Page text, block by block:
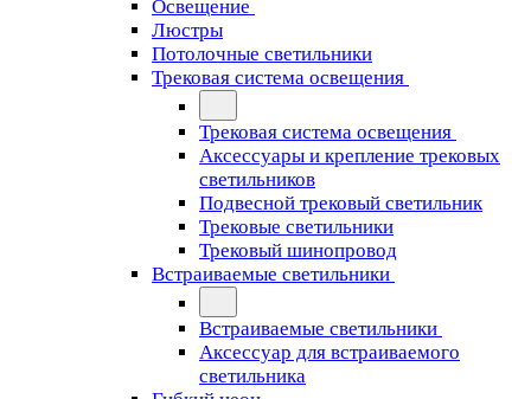
Освещение
Люстры
Потолочные светильники
Трековая система освещения
Трековая система освещения
Аксессуары и крепление трековых
светильников
Подвесной трековый светильник
Трековые светильники
Трековый шинопровод
Встраиваемые светильники
Встраиваемые светильники
Аксессуар для встраиваемого
светильника